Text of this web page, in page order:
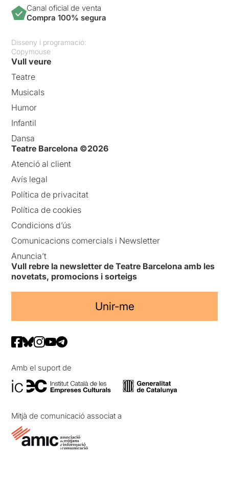
Canal oficial de venta
Compra 100% segura
Disseny i programació:
Copymouse
Vull veure
Teatre
Musicals
Humor
Infantil
Dansa
Teatre Barcelona ©2026
Atenció al client
Avís legal
Política de privacitat
Política de cookies
Condicions d’ús
Comunicacions comercials i Newsletter
Anuncia’t
Vull rebre la newsletter de Teatre Barcelona amb les
novetats, promocions i sorteigs
Unir-me
Amb el suport de
Mitjà de comunicació associat a